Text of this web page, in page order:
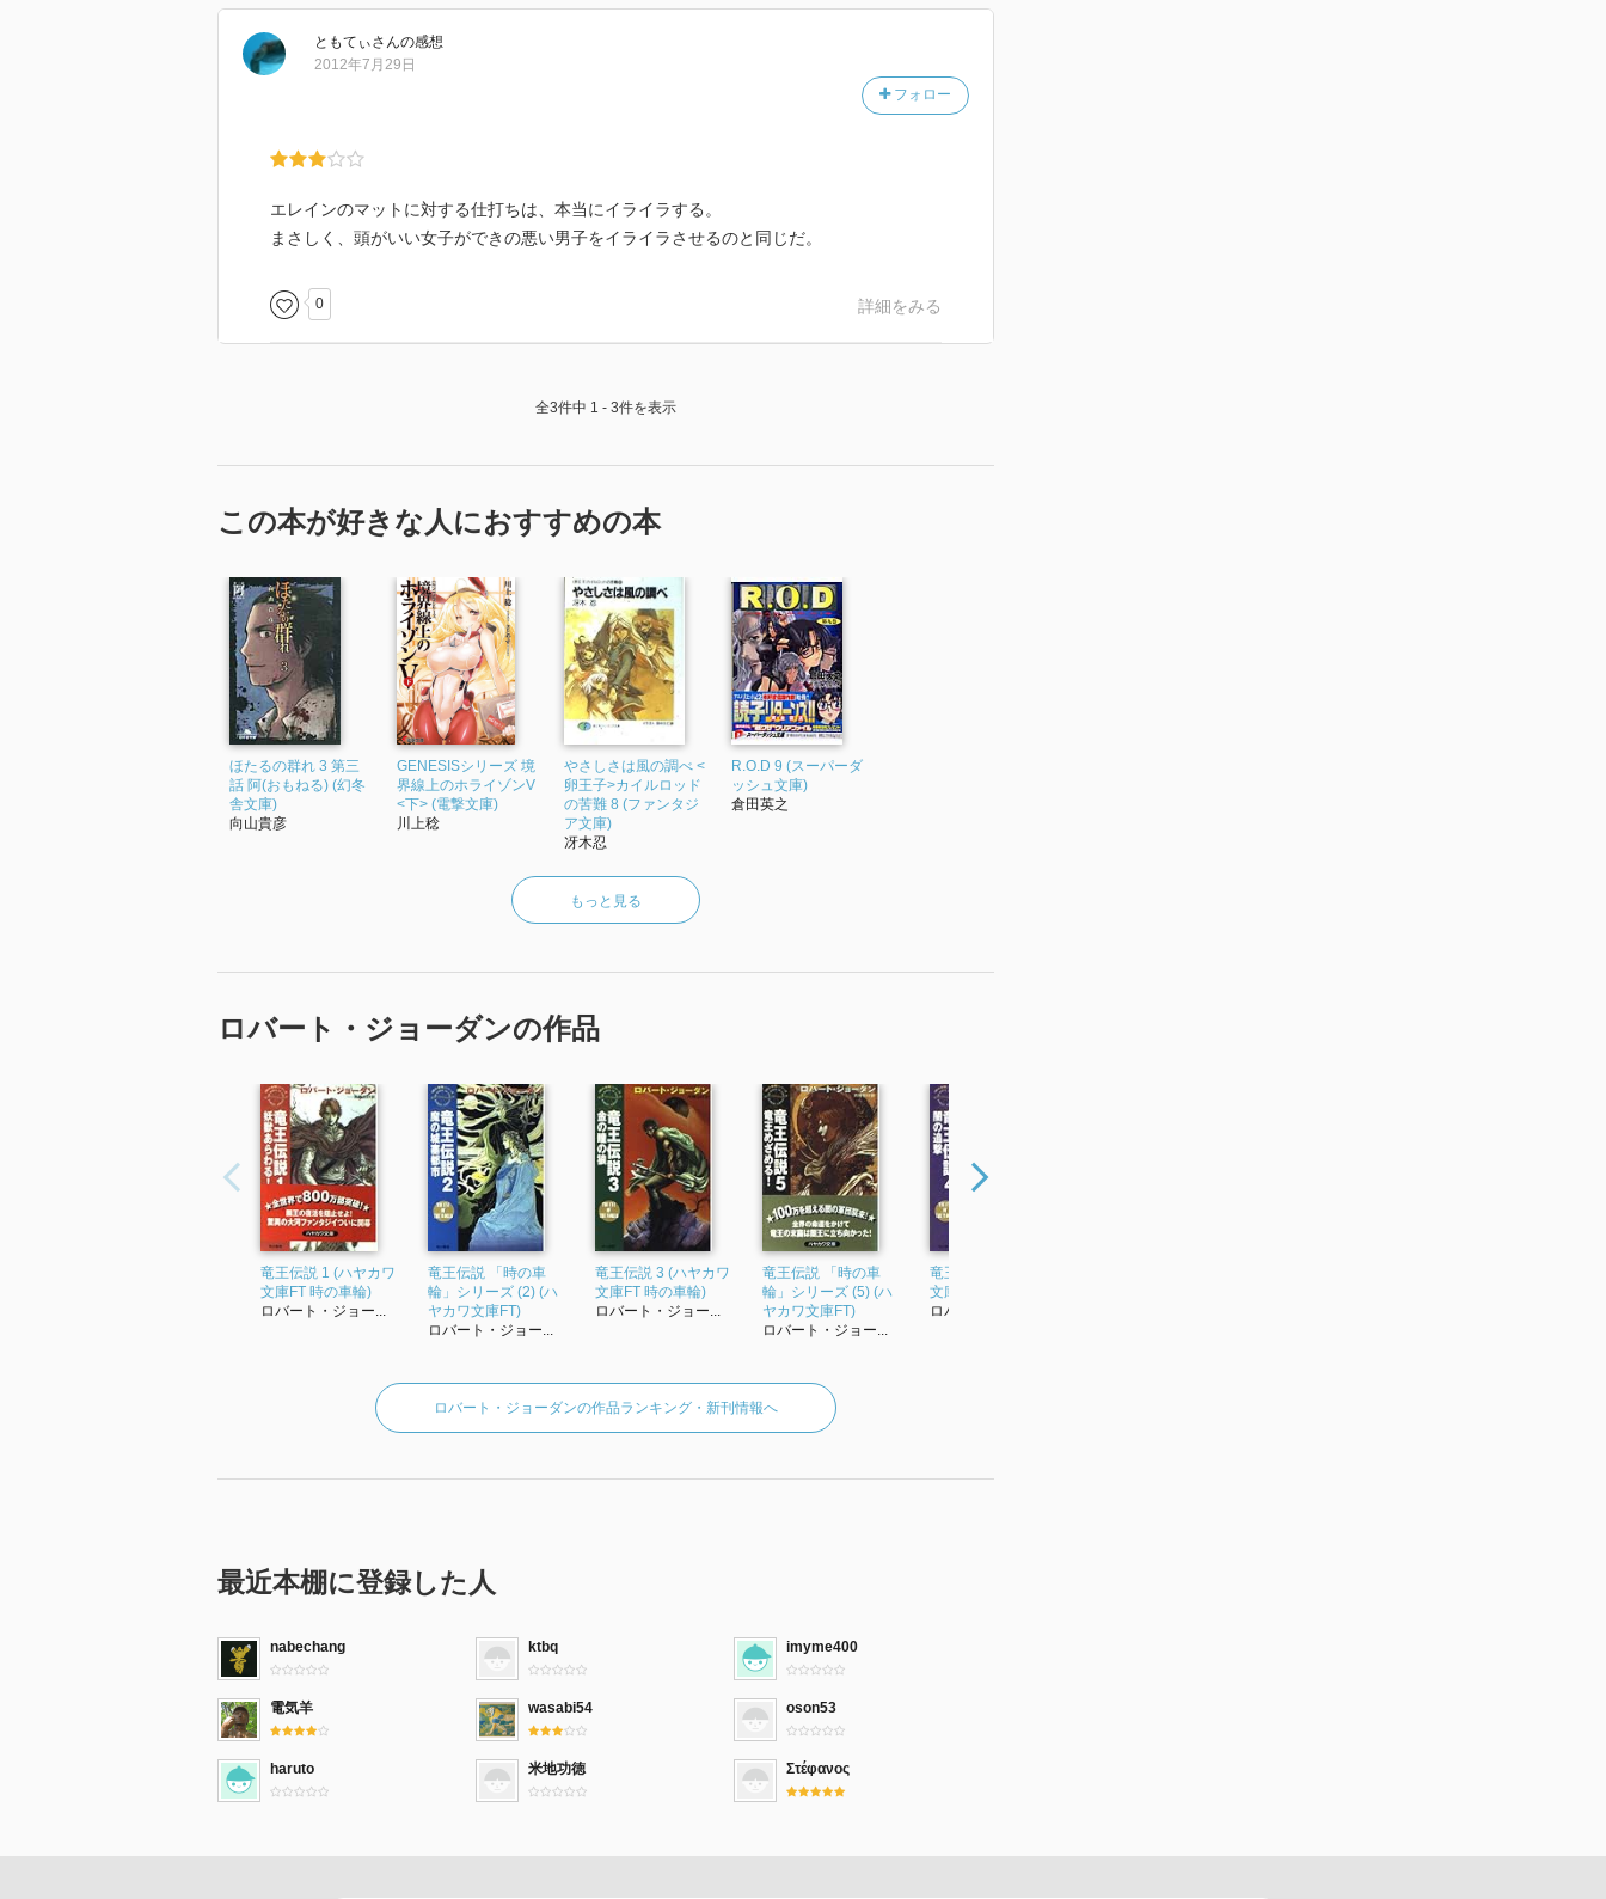
ともてぃさんの感想
フォロー
2012年7月29日
エレインのマットに対する仕打ちは、本当にイライラする。
まさしく、頭がいい女子ができの悪い男子をイライラさせるのと同じだ。
0 詳細をみる
全3件中 1 - 3件を表示
この本が好きな人におすすめの本
ほたるの群れ 3 第三
話 阿(おもねる) (幻冬
舎文庫)
向山貴彦
GENESISシリーズ 境
界線上のホライゾンV
<下> (電撃文庫)
川上稔
やさしさは風の調べ <
卵王子>カイルロッド
の苦難 8 (ファンタジ
ア文庫)
冴木忍
R.O.D 9 (スーパーダ
ッシュ文庫)
倉田英之
もっと見る
ロバート・ジョーダンの作品
竜王伝説 1 (ハヤカワ
文庫FT 時の車輪)
ロバート・ジョー...
竜王伝説 「時の車
輪」シリーズ (2) (ハ
ヤカワ文庫FT)
ロバート・ジョー...
竜王伝説 3 (ハヤカワ
文庫FT 時の車輪)
ロバート・ジョー...
竜王伝説 「時の車
輪」シリーズ (5) (ハ
ヤカワ文庫FT)
ロバート・ジョー...
竜王伝説 4 (ハヤカワ
文庫FT 時の車輪)
ロバート・ジョー...
ロバート・ジョーダンの作品ランキング・新刊情報へ
最近本棚に登録した人
nabechang ktbq imyme400
電気羊 wasabi54 oson53
haruto 米地功徳 Στέφανος